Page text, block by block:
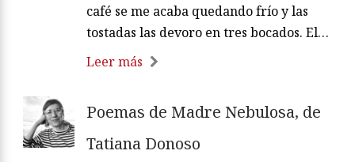
café se me acaba quedando frío y las
tostadas las devoro en tres bocados. El…
Leer más
Poemas de Madre Nebulosa, de
Tatiana Donoso